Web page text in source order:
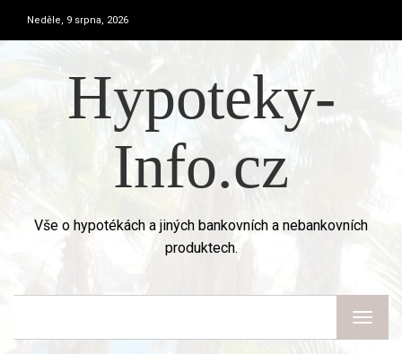
Neděle, 9 srpna, 2026
Hypoteky-
Info.cz
Vše o hypotékách a jiných bankovních a nebankovních
produktech.